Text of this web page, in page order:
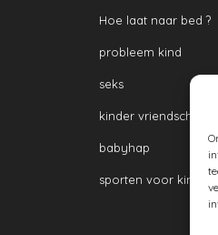
Hoe laat naar bed ?
probleem kind
seks
kinder vriendschap
babyhap
sporten voor